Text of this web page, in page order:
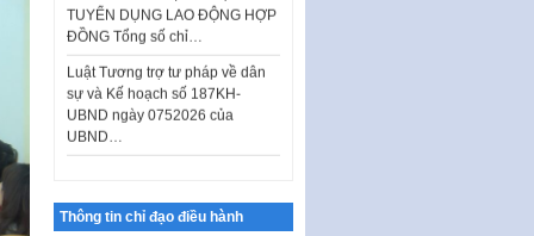
ĐỒNG Tổng số chỉ…
Luật Tương trợ tư pháp về dân
sự và Kế hoạch số 187KH-
UBND ngày 0752026 của
UBND…
Ban hành Danh mục vị trí khai
Kế hoạch Tổ chức Cuộc thi
Thông tin chỉ đạo điều hành